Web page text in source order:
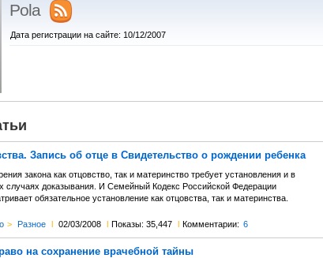
Pola
Дата регистрации на сайте: 10/12/2007
Запись об отце в Свидетельство о рождении ребенка
закона как отцовство, так и материнство требует установления и в
случаях доказывания. И Семейный Кодекс Российской Федерации
обязательное установление как отцовства, так и материнства.
> Разное l 02/03/2008 l Показы: 35,447 l Комментарии: 6
на сохранение врачебной тайны